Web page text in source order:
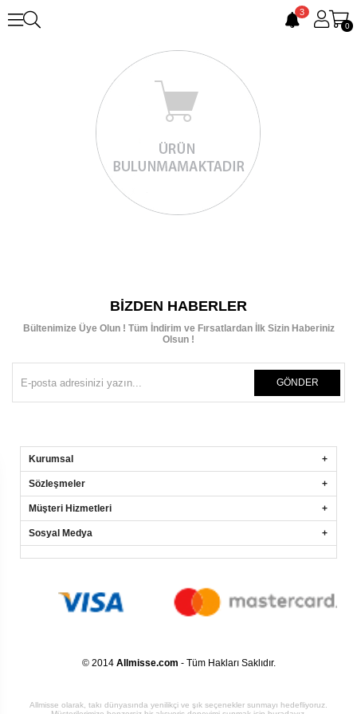
3
0
BIZDEN HABERLER
Bültenimize Üye Olun ! Tüm İndirim ve Fırsatlardan İlk Sizin Haberiniz
Olsun !
GÖNDER
Kurumsal
Sözleşmeler
Müşteri Hizmetleri
Sosyal Medya
© 2014 Allmisse.com - Tüm Hakları Saklıdır.
Allmisse olarak, takı dünyasında yenilikçi ve şık seçenekler sunmayı hedefliyoruz.